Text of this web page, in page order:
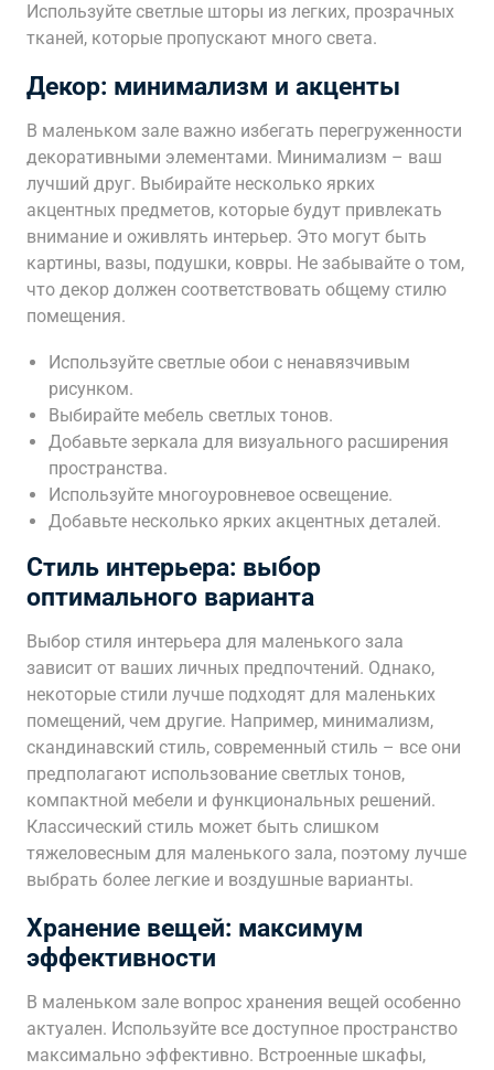
Используйте светлые шторы из легких, прозрачных
тканей, которые пропускают много света.
Декор: минимализм и акценты
В маленьком зале важно избегать перегруженности
декоративными элементами. Минимализм – ваш
лучший друг. Выбирайте несколько ярких
акцентных предметов, которые будут привлекать
внимание и оживлять интерьер. Это могут быть
картины, вазы, подушки, ковры. Не забывайте о том,
что декор должен соответствовать общему стилю
помещения.
Используйте светлые обои с ненавязчивым
рисунком.
Выбирайте мебель светлых тонов.
Добавьте зеркала для визуального расширения
пространства.
Используйте многоуровневое освещение.
Добавьте несколько ярких акцентных деталей.
Стиль интерьера: выбор
оптимального варианта
Выбор стиля интерьера для маленького зала
зависит от ваших личных предпочтений. Однако,
некоторые стили лучше подходят для маленьких
помещений, чем другие. Например, минимализм,
скандинавский стиль, современный стиль – все они
предполагают использование светлых тонов,
компактной мебели и функциональных решений.
Классический стиль может быть слишком
тяжеловесным для маленького зала, поэтому лучше
выбрать более легкие и воздушные варианты.
Хранение вещей: максимум
эффективности
В маленьком зале вопрос хранения вещей особенно
актуален. Используйте все доступное пространство
максимально эффективно. Встроенные шкафы,